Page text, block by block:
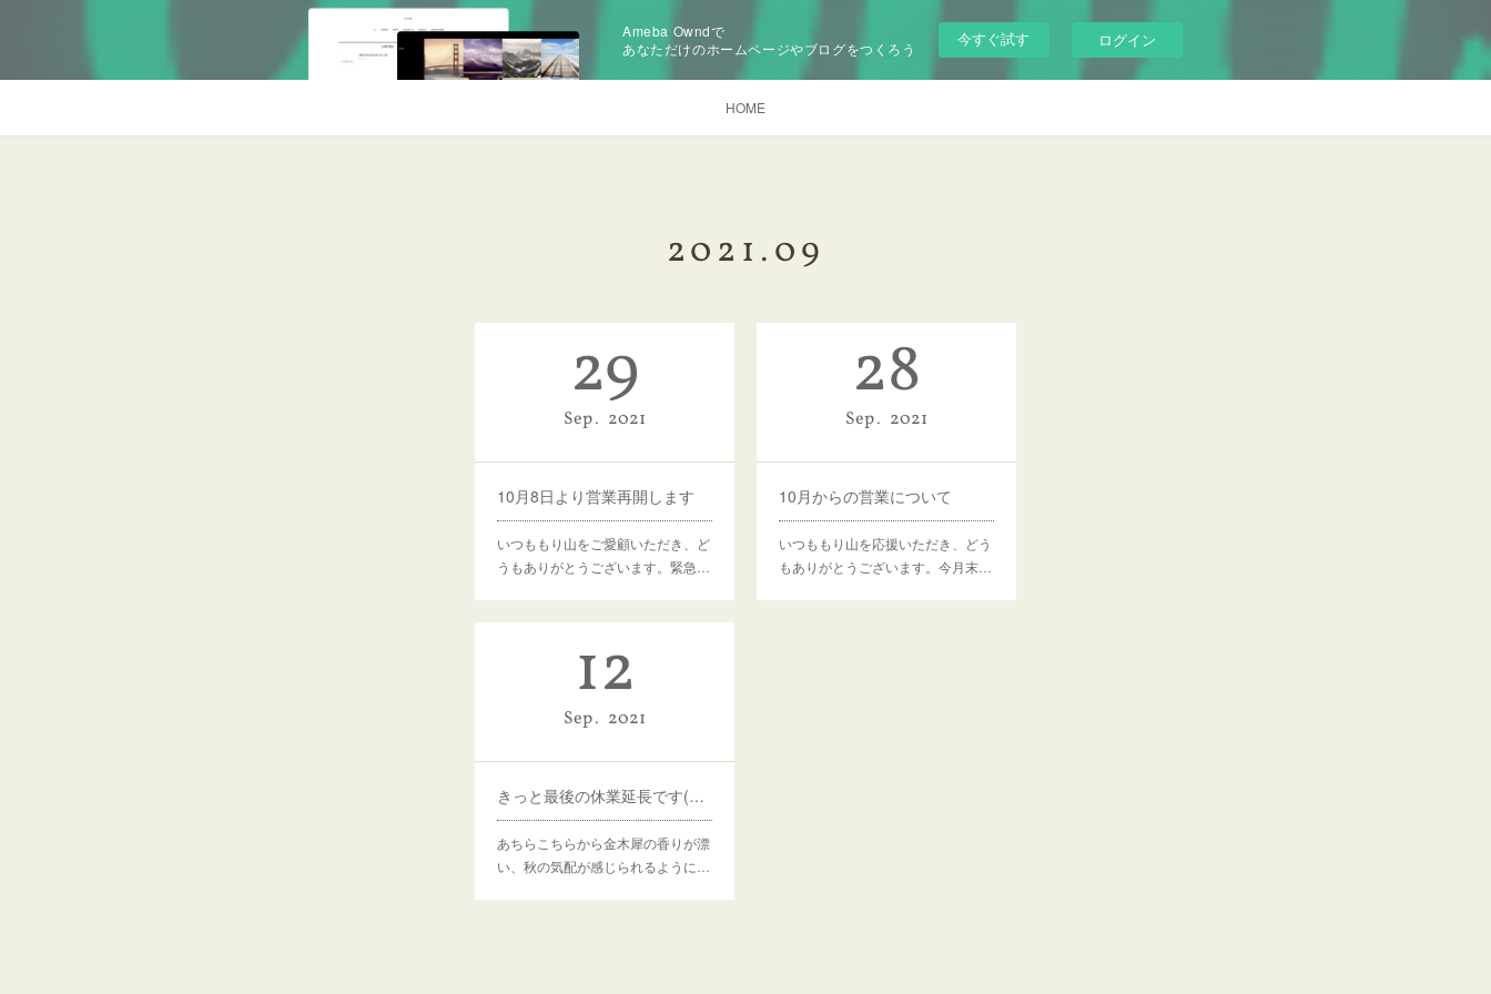
Ameba Owndで
あなただけのホームページやブログをつくろう
今すぐ試す ログイン
HOME
2021 .09
29
Sep 2021
10月8日より営業再開します
いつももり山をご愛顧いただき、ど
うもありがとうございます。緊急…
28
Sep 2021
10月からの営業について
いつももり山を応援いただき、どう
もありがとうございます。今月末…
12
Sep 2021
きっと最後の休業延長です(〜9月30日)
あちらこちらから金木犀の香りが漂
い、秋の気配が感じられるように…